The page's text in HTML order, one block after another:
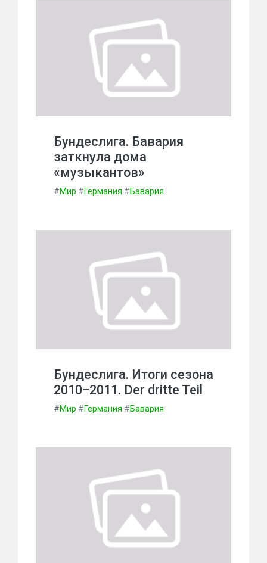
Бундеслига. Бавария
заткнула дома
«музыкантов»
#Мир #Германия #Бавария
Бундеслига. Итоги сезона
2010−2011. Der dritte Teil
#Мир #Германия #Бавария